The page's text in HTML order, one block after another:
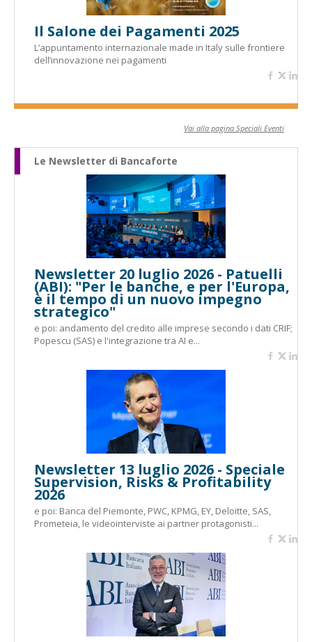
Il Salone dei Pagamenti 2025
L’appuntamento internazionale made in Italy sulle frontiere
dell’innovazione nei pagamenti
Vai alla pagina Speciali Eventi
Le Newsletter di Bancaforte
Newsletter 20 luglio 2026 - Patuelli
(ABI): "Per le banche, e per l'Europa,
è il tempo di un nuovo impegno
strategico"
e poi: andamento del credito alle imprese secondo i dati CRIF;
Popescu (SAS) e l'integrazione tra AI e...
Newsletter 13 luglio 2026 - Speciale
Supervision, Risks & Profitability
2026
e poi: Banca del Piemonte, PWC, KPMG, EY, Deloitte, SAS,
Prometeia, le videointerviste ai partner protagonisti...